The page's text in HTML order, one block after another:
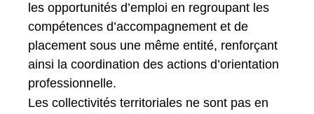
les opportunités d’emploi en regroupant les
compétences d’accompagnement et de
placement sous une même entité, renforçant
ainsi la coordination des actions d’orientation
professionnelle.
Les collectivités territoriales ne sont pas en